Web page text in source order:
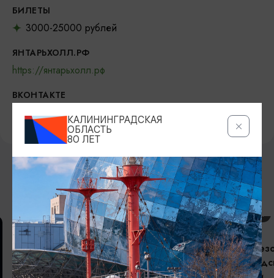
БИЛЕТЫ
3000-25000 рублей
ЯНТАРЬХОЛЛ.РФ
https://янтарьхолл.рф
ВКОНТАКТЕ
https://vk.com/yantarholl
ВОЗМОЖНО ВАС ЗАИНТЕРЕСУЕТ
КОНЦЕРТЫ
Открытие
КАЛИНИНГРАДСКАЯ
ОБЛАСТЬ
80 ЛЕТ